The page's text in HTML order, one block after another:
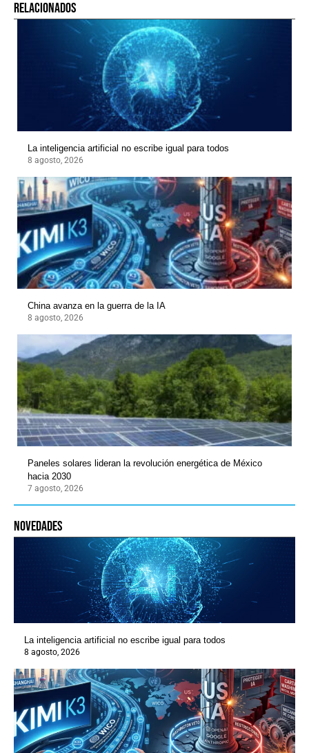
RELACIONADOS
La inteligencia artificial no escribe igual para todos
8 agosto, 2026
China avanza en la guerra de la IA
8 agosto, 2026
Paneles solares lideran la revolución energética de México
hacia 2030
7 agosto, 2026
novedades
La inteligencia artificial no escribe igual para todos
8 agosto, 2026